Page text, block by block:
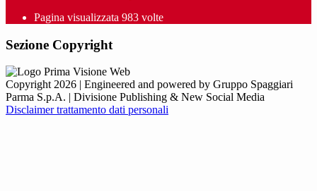
Pagina visualizzata 983 volte
Sezione Copyright
Copyright 2026 | Engineered and powered by Gruppo Spaggiari
Parma S.p.A. | Divisione Publishing & New Social Media
Disclaimer trattamento dati personali